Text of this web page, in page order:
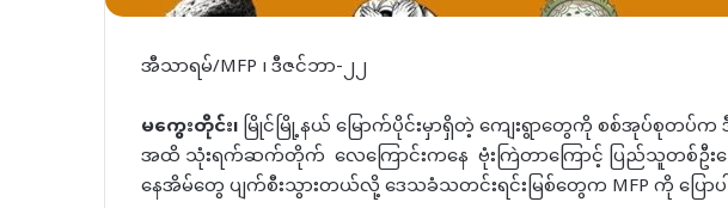
အီသာရမ်/MFP ၊ ဒီဇင်ဘာ-၂၂
မကွေးတိုင်း၊မြိုင်မြို့နယ် မြောက်ပိုင်းမှာရှိတဲ့ ကျေးရွာတွေကို စစ်အုပ်စုတပ်
အထိ သုံးရက်ဆက်တိုက် လေကြောင်းကနေ ဗုံးကြဲတာကြောင့် ပြည်သူတစ်ဦးသ
နေအိမ်တွေ ပျက်စီးသွားတယ်လို့ ဒေသခံသတင်းရင်းမြစ်တွေက MFP ကို ပြော